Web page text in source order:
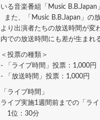
いる音楽番組「Music
また、「Music B.B.Japan」の
より出演者たちの放送時間が変
内での放送時間にも差が生まれ
＜投票の種類＞
- 「ライブ時間」投票：1,000円
- 「放送時間」投票：1,000円
「ライブ時間」
ライブ実施1週間前までの「ラ
1位：30分